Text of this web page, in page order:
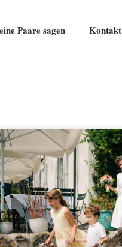
Paare sagen Kontakt